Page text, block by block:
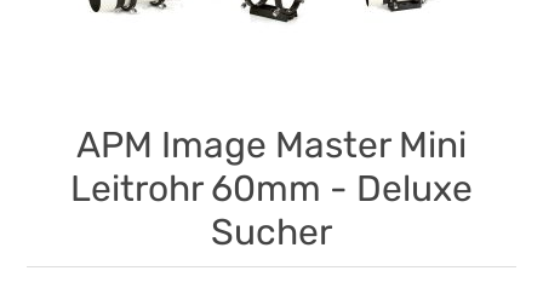
APM Image Master Mini
Leitrohr 60mm - Deluxe
Sucher